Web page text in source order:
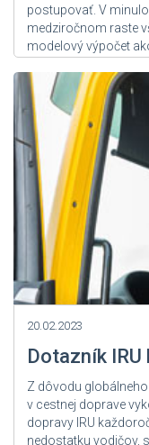
postupovať. V
medziročnom raste
modelový výpočet
Zdroj: User Admin
20.02.2023
Dotazník
Z dôvodu
v cestnej doprave
dopravy IRU
nedostatku vodičov,